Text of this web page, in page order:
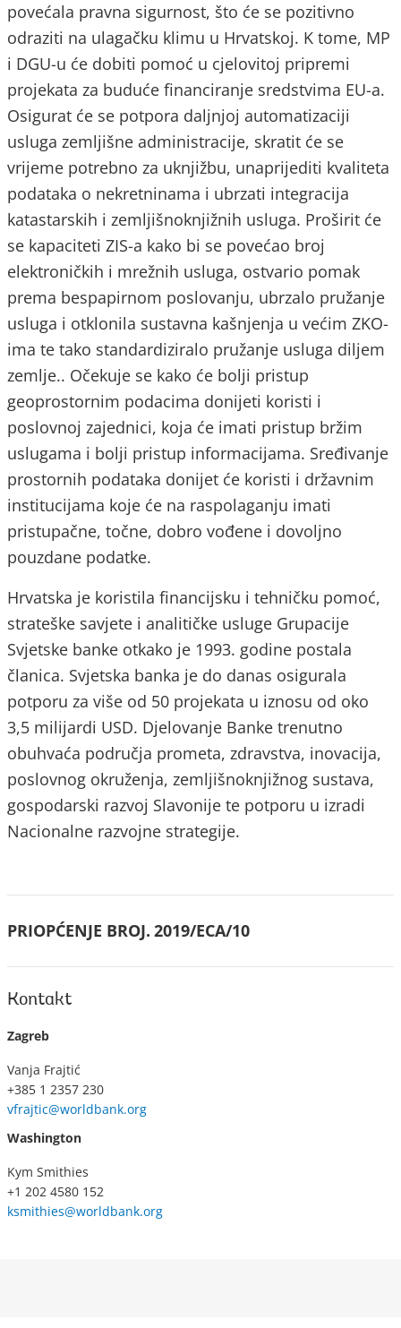
povećala pravna sigurnost, što će se pozitivno
odraziti na ulagačku klimu u Hrvatskoj. K tome, MP
i DGU-u će dobiti pomoć u cjelovitoj pripremi
projekata za buduće financiranje sredstvima EU-a.
Osigurat će se potpora daljnjoj automatizaciji
usluga zemljišne administracije, skratit će se
vrijeme potrebno za uknjižbu, unaprijediti kvaliteta
podataka o nekretninama i ubrzati integracija
katastarskih i zemljišnoknjižnih usluga. Proširit će
se kapaciteti ZIS-a kako bi se povećao broj
elektroničkih i mrežnih usluga, ostvario pomak
prema bespapirnom poslovanju, ubrzalo pružanje
usluga i otklonila sustavna kašnjenja u većim ZKO-
ima te tako standardiziralo pružanje usluga diljem
zemlje.. Očekuje se kako će bolji pristup
geoprostornim podacima donijeti koristi i
poslovnoj zajednici, koja će imati pristup bržim
uslugama i bolji pristup informacijama. Sređivanje
prostornih podataka donijet će koristi i državnim
institucijama koje će na raspolaganju imati
pristupačne, točne, dobro vođene i dovoljno
pouzdane podatke.
Hrvatska je koristila financijsku i tehničku pomoć,
strateške savjete i analitičke usluge Grupacije
Svjetske banke otkako je 1993. godine postala
članica. Svjetska banka je do danas osigurala
potporu za više od 50 projekata u iznosu od oko
3,5 milijardi USD. Djelovanje Banke trenutno
obuhvaća područja prometa, zdravstva, inovacija,
poslovnog okruženja, zemljišnoknjižnog sustava,
gospodarski razvoj Slavonije te potporu u izradi
Nacionalne razvojne strategije.
PRIOPĆENJE BROJ. 2019/ECA/10
Kontakt
Zagreb
Vanja Frajtić
+385 1 2357 230
vfrajtic@worldbank.org
Washington
Kym Smithies
+1 202 4580 152
ksmithies@worldbank.org